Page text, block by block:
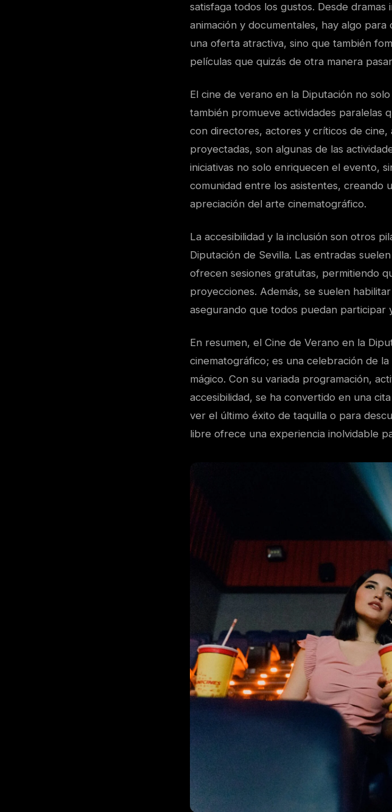
satisfaga todos los gustos. Desde
animación y documentales, hay algo
una oferta atractiva, sino que también
películas que quizás de otra manera
El cine de verano en la Diputación no
también promueve actividades paralelas
con directores, actores y críticos de
proyectadas, son algunas de las
iniciativas no solo enriquecen el evento,
comunidad entre los asistentes, creando
apreciación del arte cinematográfico.
La accesibilidad y la inclusión son otros
Diputación de Sevilla. Las entradas
ofrecen sesiones gratuitas, permitiendo
proyecciones. Además, se suelen
asegurando que todos puedan
En resumen, el Cine de Verano en la
cinematográfico; es una celebración de
mágico. Con su variada programación,
accesibilidad, se ha convertido en una
ver el último éxito de taquilla o para
libre ofrece una experiencia inolvidable